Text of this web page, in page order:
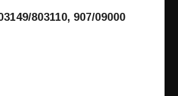
803110, 907/09000